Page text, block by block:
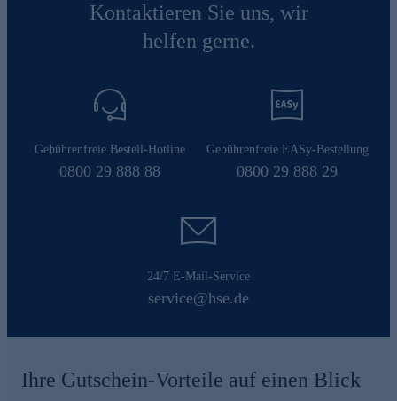
Kontaktieren Sie uns, wir
helfen gerne.
Gebührenfreie Bestell-Hotline
0800 29 888 88
Gebührenfreie EASy-Bestellung
0800 29 888 29
24/7 E-Mail-Service
service@hse.de
Ihre Gutschein-Vorteile auf einen Blick